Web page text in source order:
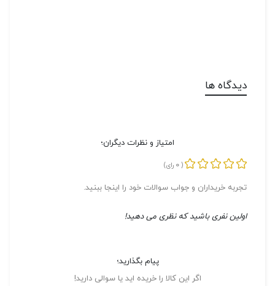
دیدگاه ها
امتیاز و نظرات دیگران؛
(
0 رای)
تجربه خریداران و جواب سوالات خود را اینجا ببنید.
اولین نفری باشید که نظری می دهید!
پیام بگذارید؛
اگر این کالا را خریده اید یا سوالی دارید!